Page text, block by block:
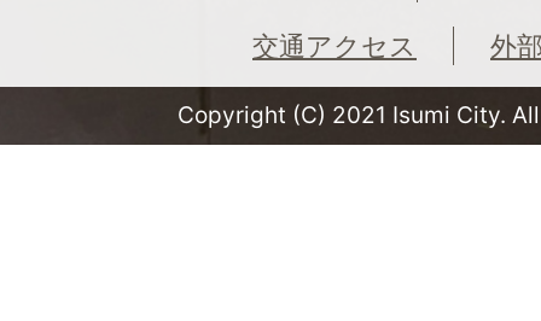
交通アクセス
外
Copyright (C) 2021 Isumi City.